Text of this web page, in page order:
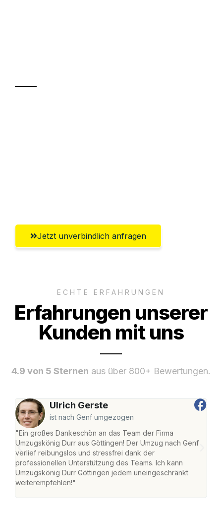
Jetzt unverbindlich anfragen
ECHTE ERFAHRUNGEN
Erfahrungen unserer
Kunden mit uns
4.9 von 5 Sternen aus über 800+ Bewertungen.
Ulrich Gerste
ist nach Genf umgezogen
"Ein großes Dankeschön an das Team der Firma
Umzugskönig Durr aus Göttingen! Der Umzug nach Genf
verlief reibungslos und stressfrei dank der
professionellen Unterstützung des Teams. Ich kann
Umzugskönig Durr Göttingen jedem uneingeschränkt
weiterempfehlen!"